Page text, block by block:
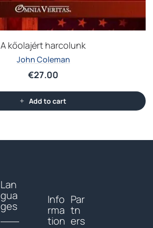
A kőolajért harcolunk
John Coleman
€27.00
Add to cart
Lan
gua
ges
Info
rma
tion
Par
tn
ers